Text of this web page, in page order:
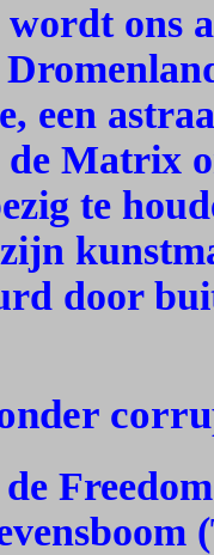
wordt ons
een
Matrix
te
door